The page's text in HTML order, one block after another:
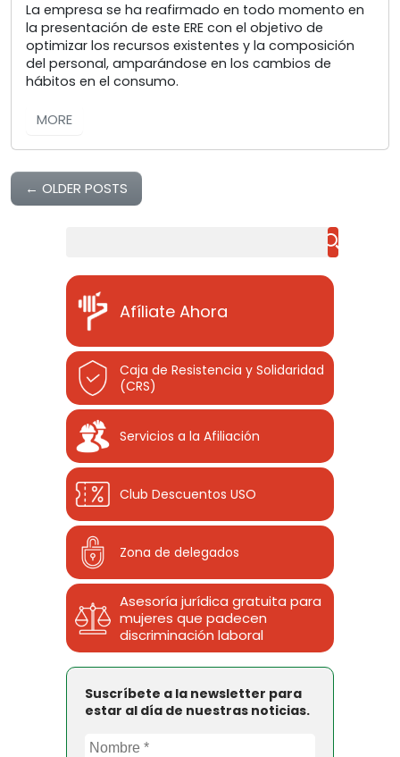
La empresa se ha reafirmado en todo momento en
la presentación de este ERE con el objetivo de
optimizar los recursos existentes y la composición
del personal, amparándose en los cambios de
hábitos en el consumo.
MORE
← OLDER POSTS
Afíliate Ahora
Caja de Resistencia y Solidaridad
(CRS)
Servicios a la Afiliación
Club Descuentos USO
Zona de delegados
Asesoría jurídica gratuita para
mujeres que padecen
discriminación laboral
Suscríbete a la newsletter para
estar al día de nuestras noticias.